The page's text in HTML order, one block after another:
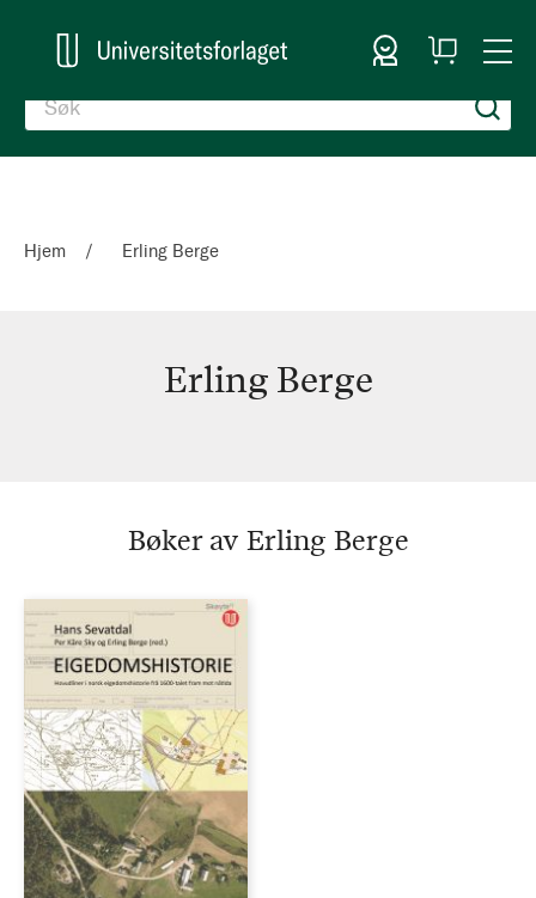
Logg inn
Handlekurv
Hjem Erling Berge
Erling Berge
Bøker av Erling Berge